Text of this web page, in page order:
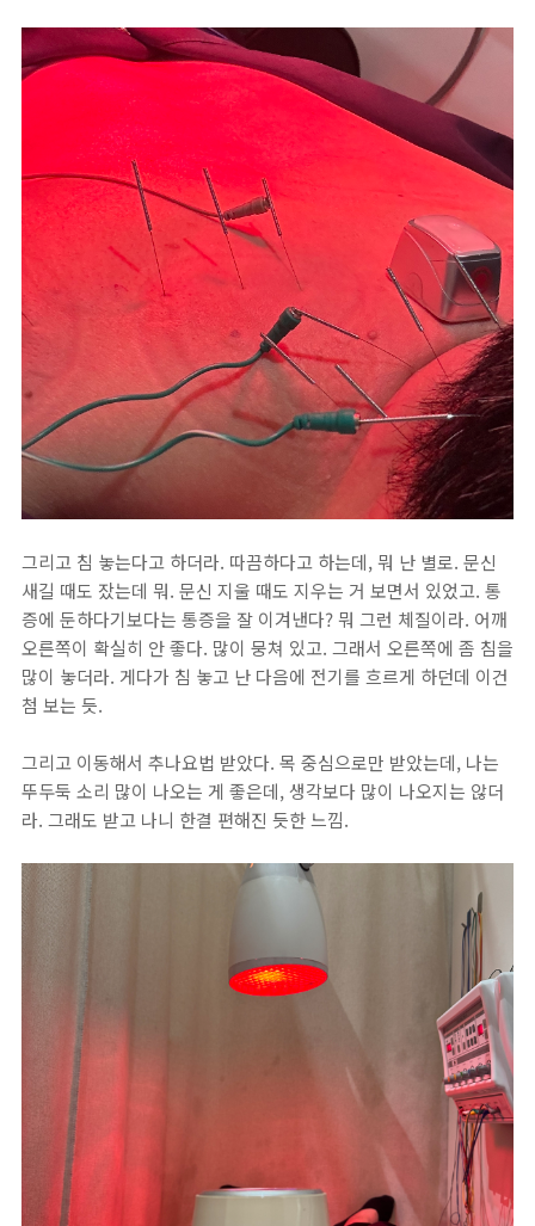
그리고 침 놓는다고 하더라. 따끔하다고 하는데, 뭐 난 별로. 문신
새길 때도 잤는데 뭐. 문신 지울 때도 지우는 거 보면서 있었고. 통
증에 둔하다기보다는 통증을 잘 이겨낸다? 뭐 그런 체질이라. 어깨
오른쪽이 확실히 안 좋다. 많이 뭉쳐 있고. 그래서 오른쪽에 좀 침을
많이 놓더라. 게다가 침 놓고 난 다음에 전기를 흐르게 하던데 이건
첨 보는 듯.
그리고 이동해서 추나요법 받았다. 목 중심으로만 받았는데, 나는
뚜두둑 소리 많이 나오는 게 좋은데, 생각보다 많이 나오지는 않더
라. 그래도 받고 나니 한결 편해진 듯한 느낌.